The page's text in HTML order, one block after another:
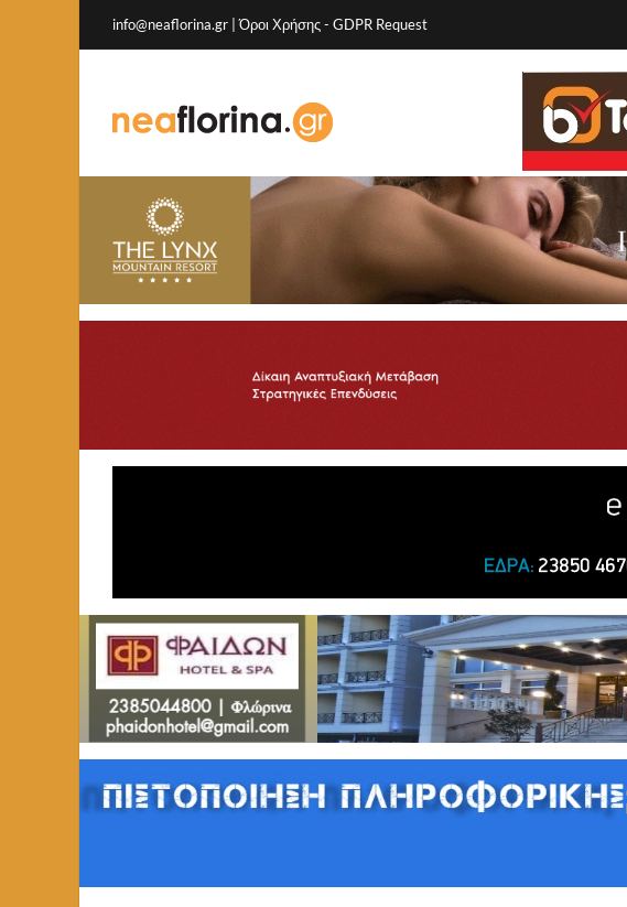
info@neaflorina.gr |Όροι Χρήσης- GDPR Request